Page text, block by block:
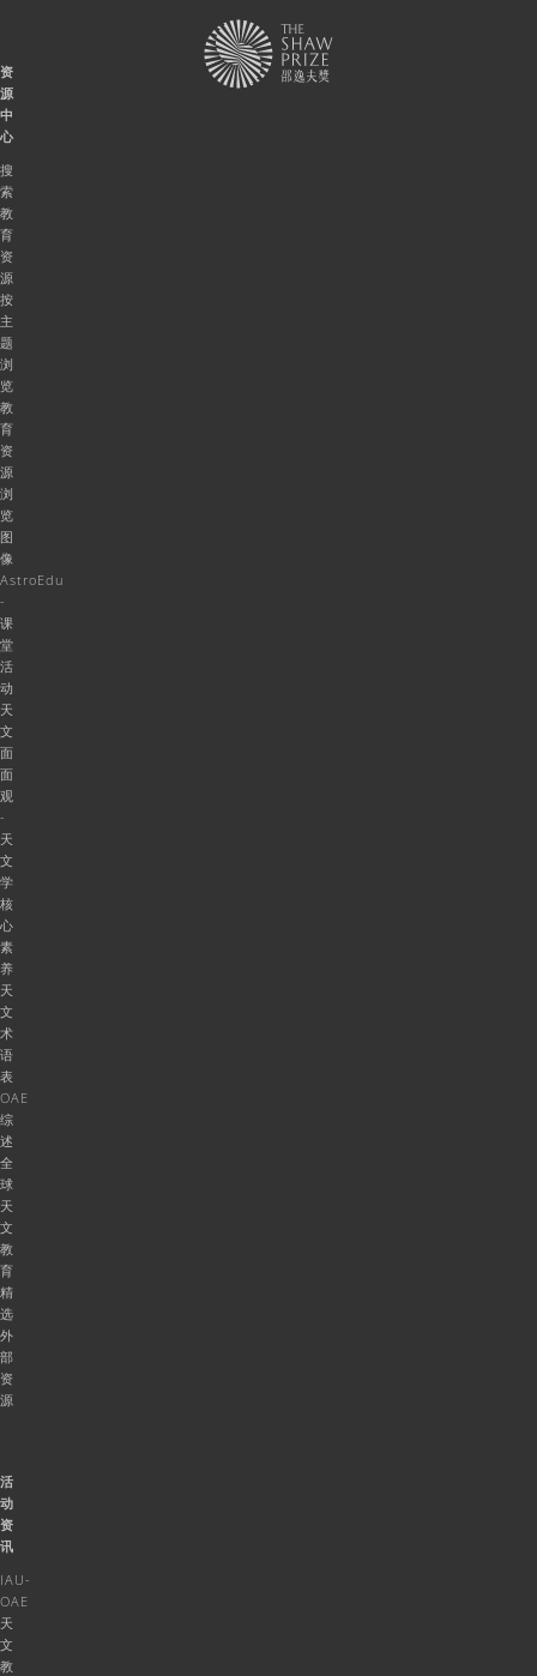
资
源
中
心
搜
索
教
育
资
源
按
主
题
浏
览
教
育
资
源
浏
览
图
像
AstroEdu
-
课
堂
活
动
天
文
面
面
观
-
天
文
学
核
心
素
养
天
文
术
语
表
OAE
综
述
全
球
天
文
教
育
精
选
外
部
资
源
活
动
资
讯
IAU-
OAE
天
文
教